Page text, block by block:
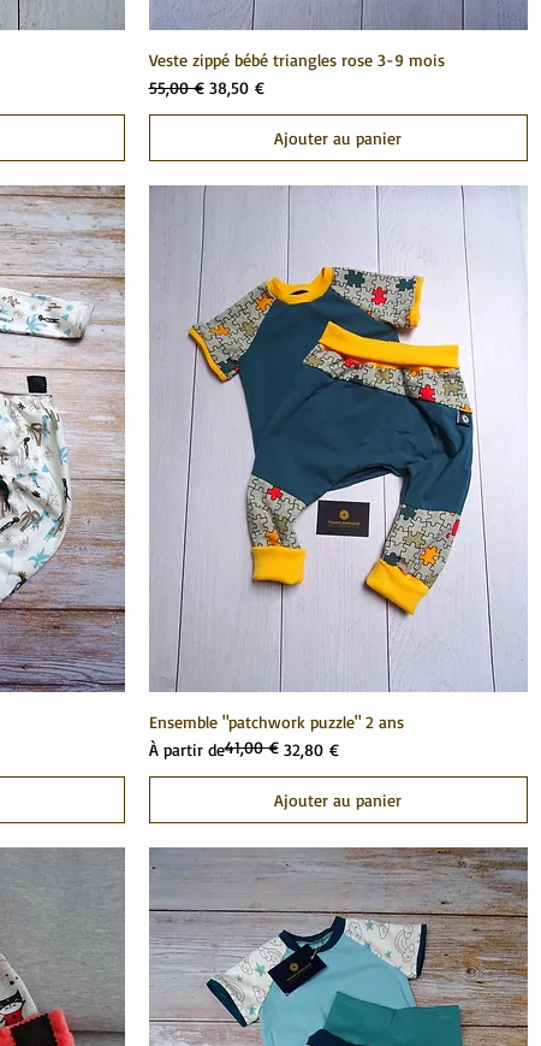
Veste zippé bébé triangles rose 3-9 mois
Prix original
55,00 € Prix promotionnel
38,50 €
Ajouter au panier
Ensemble "patchwork puzzle" 2 ans
À partir de
Prix original41,00 € 32,80 €
Prix promotionnel
Ajouter au panier